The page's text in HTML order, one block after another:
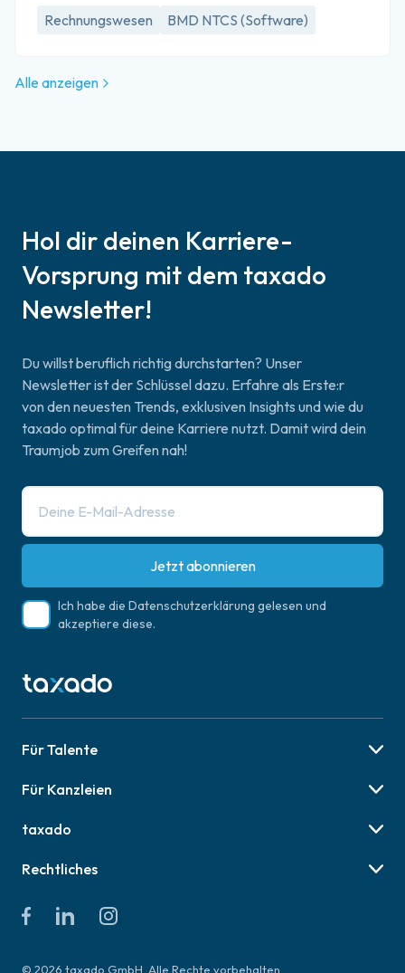
Rechnungswesen BMD NTCS (Software)
Alle anzeigen
Hol dir deinen Karriere-
Vorsprung mit dem taxado
Newsletter!
Du willst beruflich richtig durchstarten? Unser
Newsletter ist der Schlüssel dazu. Erfahre als Erste:r
von den neuesten Trends, exklusiven Insights und wie du
taxado optimal für deine Karriere nutzt. Damit wird dein
Traumjob zum Greifen nah!
Jetzt abonnieren
Ich habe die Datenschutzerklärung gelesen und
akzeptiere diese.
Für Talente
Karriere-Tipps
Für Kanzleien
Social Recruiting
taxado
Online Veranstaltungen
Kontakt & Hilfe
Rechtliches
AGB für Kanzleien
© 2026 taxado GmbH. Alle Rechte vorbehalten.